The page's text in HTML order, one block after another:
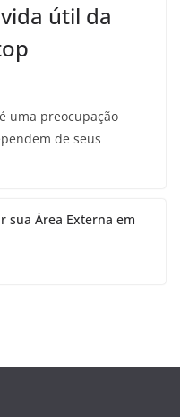
útil da
uma preocupação
de seus
sua Área Externa em